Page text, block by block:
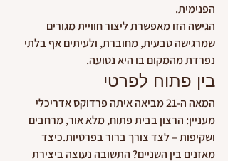
הפנימית.
הגישה הזו מאפשרת ליצור חוויית מגורים
שמרגישה טבעית, מחוברת, ולעיתים אף בלתי
נפרדת מהמקום בו היא נטועה.
בין פתוח לפרטי
המאה ה-21 מביאה איתה פרדוקס אדריכלי
מעניין: הרצון בבית פתוח, מלא אור, מרחבים
ושקיפות – לצד צורך ברור בפרטיות.כיצד
מאזנים בין השניים? התשובה נעוצה ביצירת